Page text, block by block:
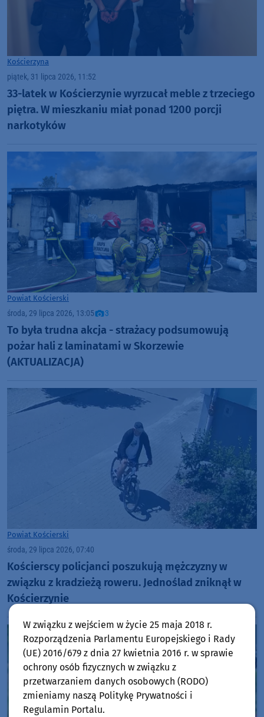
Kościerzyna
piątek, 31 lipca 2026, 11:52
33-latek w Kościerzynie wyrzucał meble z trzeciego
piętra. W mieszkaniu miał ponad 1200 porcji
narkotyków
Powiat Kościerski
środa, 29 lipca 2026, 13:05 3
To była trudna akcja - strażacy podsumowują
pożar hali z laminatami w Skorzewie
(AKTUALIZACJA)
Powiat Kościerski
środa, 29 lipca 2026, 07:40
Kościerscy policjanci poszukują mężczyzny w
związku z kradzieżą roweru. Jednoślad zniknął w
Kościerzynie
W związku z wejściem w życie 25 maja 2018 r.
Rozporządzenia Parlamentu Europejskiego i Rady
(UE) 2016/679 z dnia 27 kwietnia 2016 r. w sprawie
ochrony osób fizycznych w związku z
przetwarzaniem danych osobowych (RODO)
zmieniamy naszą Politykę Prywatności i
Regulamin Portalu.